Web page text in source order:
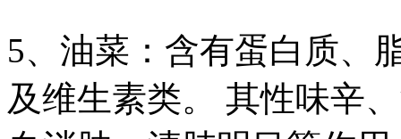
5、油菜：含有蛋白质、
及维生素类。 其性味辛